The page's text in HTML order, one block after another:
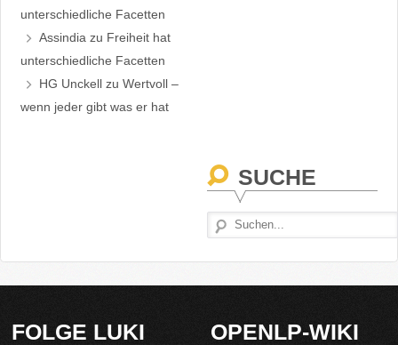
unterschiedliche Facetten
Assindia zu Freiheit hat
unterschiedliche Facetten
HG Unckell zuWertvoll –
wenn jeder gibt was er hat
SUCHE
FOLGE LUKI OPENLP-WIKI